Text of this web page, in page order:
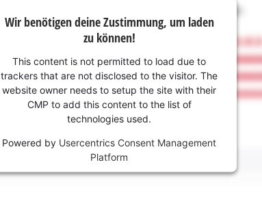
Wir benötigen deine Zustimmung, um laden
zu können!
This content is not permitted to load due to
trackers that are not disclosed to the visitor. The
website owner needs to setup the site with their
CMP to add this content to the list of
technologies used.
Powered by Usercentrics Consent Management
Platform